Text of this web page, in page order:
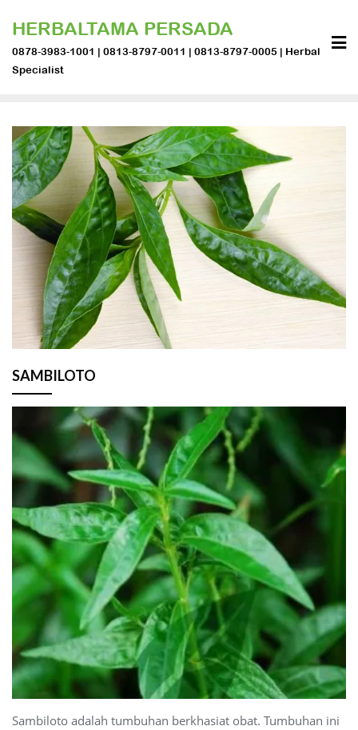
content
HERBALTAMA PERSADA
0878-3983-1001 | 0813-8797-0011 | 0813-8797-0005 | Herbal
Specialist
SAMBILOTO
Sambiloto adalah tumbuhan berkhasiat obat. Tumbuhan ini